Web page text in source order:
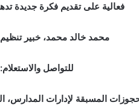
فعالية على تقديم فكرة جديدة
محمد خالد محمد، خبير
للتواصل والاستعلام:
المسبقة لإدارات المدارس،